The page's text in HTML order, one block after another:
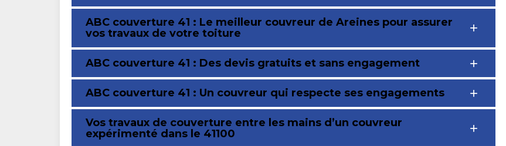
ABC couverture 41 : Le meilleur couvreur de Areines pour assurer
vos travaux de votre toiture
ABC couverture 41 : Des devis gratuits et sans engagement
ABC couverture 41 : Un couvreur qui respecte ses engagements
Vos travaux de couverture entre les mains d’un couvreur
expérimenté dans le 41100